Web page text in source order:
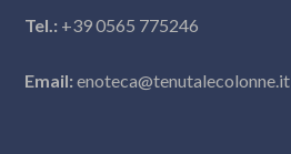
Tel.: +39 0565 775246
Email:enoteca@tenutalecolonne.it